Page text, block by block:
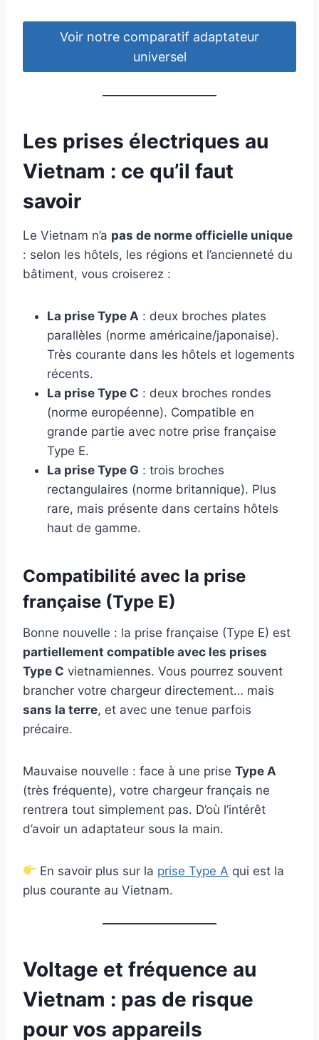
Voir notre comparatif adaptateur
universel
Les prises électriques au
Vietnam : ce qu’il faut
savoir
Le Vietnam n’a pas de norme officielle unique
: selon les hôtels, les régions et l’ancienneté du
bâtiment, vous croiserez :
La prise Type A : deux broches plates
parallèles (norme américaine/japonaise).
Très courante dans les hôtels et logements
récents.
La prise Type C : deux broches rondes
(norme européenne). Compatible en
grande partie avec notre prise française
Type E.
La prise Type G : trois broches
rectangulaires (norme britannique). Plus
rare, mais présente dans certains hôtels
haut de gamme.
Compatibilité avec la prise
française (Type E)
Bonne nouvelle : la prise française (Type E) est
partiellement compatible avec les prises
Type C vietnamiennes. Vous pourrez souvent
brancher votre chargeur directement… mais
sans la terre, et avec une tenue parfois
précaire.
Mauvaise nouvelle : face à une prise Type A
(très fréquente), votre chargeur français ne
rentrera tout simplement pas. D’où l’intérêt
d’avoir un adaptateur sous la main.
En savoir plus sur la prise Type A qui est la
plus courante au Vietnam.
Voltage et fréquence au
Vietnam : pas de risque
pour vos appareils